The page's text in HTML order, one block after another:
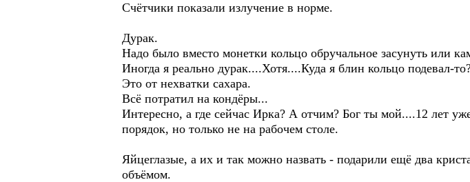
Счётчики показали излучение в норме.
Дурак.
Надо было вместо монетки кольцо обручальное засунуть или
Иногда я реально дурак....Хотя....Куда я блин кольцо подевал-
Это от нехватки сахара.
Всё потратил на кондёры...
Интересно, а где сейчас Ирка? А отчим? Бог ты мой....12 лет
порядок, но только не на рабочем столе.
Яйцеглазые, а их и так можно назвать - подарили ещё два
объёмом.